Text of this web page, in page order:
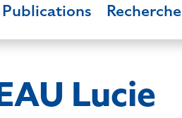
Publications Recherche
Lucie